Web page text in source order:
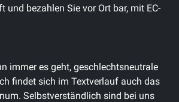
und bezahlen Sie vor Ort bar, mit EC-
immer es geht, geschlechtsneutrale
findet sich im Textverlauf auch das
Selbstverständlich sind bei uns